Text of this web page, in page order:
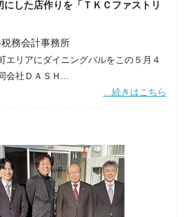
にした店作りを「ＴＫＣファストリ
務会計事務所
エリアにダイニングバルをこの５月４
会社ＤＡＳＨ...
...続きはこちら